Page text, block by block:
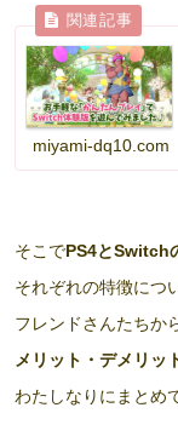
miyami-dq10.com
そこでPS4とSwitch
それぞれの特徴につ
フレンドさんたちか
メリット・デメリッ
わたしなりにまとめ